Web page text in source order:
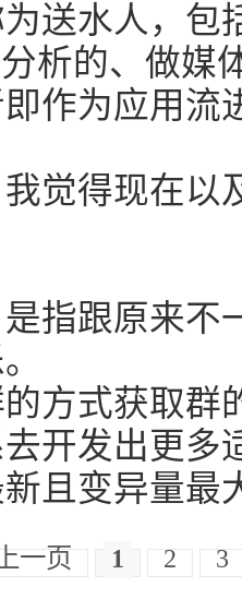
送水人，包
析的、做媒
作为应用流
觉得现在以
指跟原来不
方式获取群
开发出更多
且变异量最
上一页 1 2 3